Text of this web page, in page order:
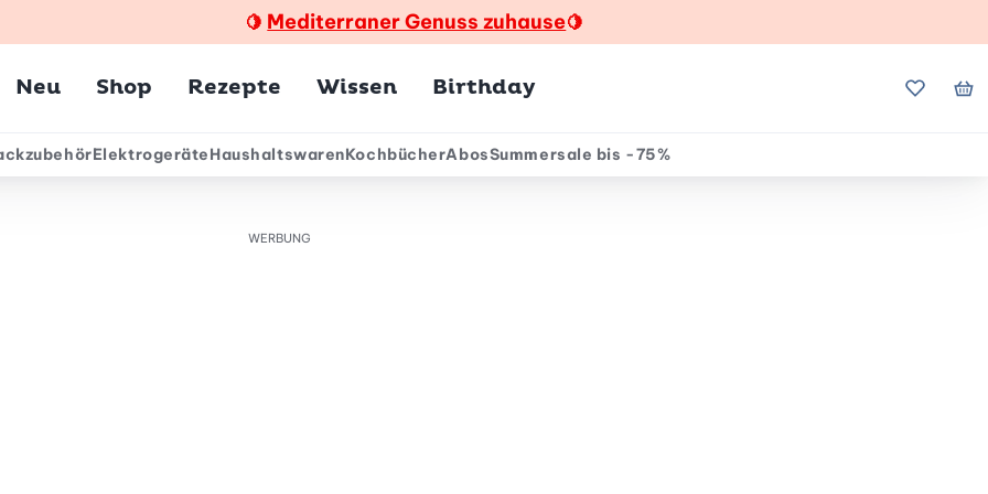
🍋 Mediterraner Genuss zuhause🍋
Neu Shop Rezepte Wissen Birthday Meine
ElektrogeräteHaushaltswarenKochbücherAbosSummersale bis -75%
WERBUNG